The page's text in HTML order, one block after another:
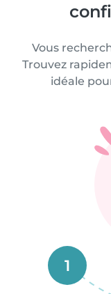
Vous
Trouvez
idéale
1